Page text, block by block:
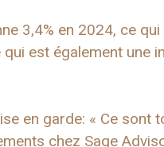
3,4% en 2024, ce
est également une
en garde: « Ce sont
chez Sage